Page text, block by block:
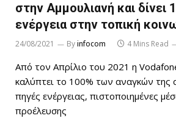
στην Αμμουλιανή και δίνει
ενέργεια στην τοπική
24/08/2021 Byinfocom 4 Mins Read
Από τον Απρίλιο του 2021 η
καλύπτει το 100% των αναγκών της
πηγές ενέργειας, πιστοποιημένες
προέλευσης